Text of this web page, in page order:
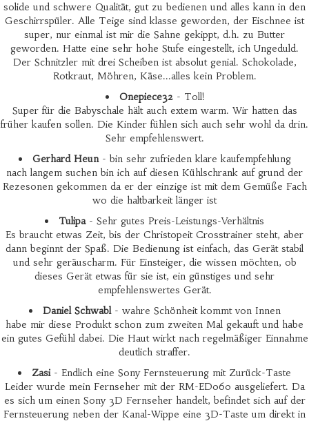
solide und schwere Qualität, gut zu bedienen und alles kann in den
Geschirrspüler. Alle Teige sind klasse geworden, der Eischnee ist
super, nur einmal ist mir die Sahne gekippt, d.h. zu Butter
geworden. Hatte eine sehr hohe Stufe eingestellt, ich Ungeduld.
Der Schnitzler mit drei Scheiben ist absolut genial. Schokolade,
Rotkraut, Möhren, Käse...alles kein Problem.
Onepiece32- Toll!
Super für die Babyschale hält auch extem warm. Wir hatten das
früher kaufen sollen. Die Kinder fühlen sich auch sehr wohl da drin.
Sehr empfehlenswert.
Gerhard Heun- bin sehr zufrieden klare kaufempfehlung
nach langem suchen bin ich auf diesen Kühlschrank auf grund der
Rezesonen gekommen da er der einzige ist mit dem Gemüße Fach
wo die haltbarkeit länger ist
Tulipa- Sehr gutes Preis-Leistungs-Verhältnis
Es braucht etwas Zeit, bis der Christopeit Crosstrainer steht, aber
dann beginnt der Spaß. Die Bedienung ist einfach, das Gerät stabil
und sehr geräuscharm. Für Einsteiger, die wissen möchten, ob
dieses Gerät etwas für sie ist, ein günstiges und sehr
empfehlenswertes Gerät.
Daniel Schwabl- wahre Schönheit kommt von Innen
habe mir diese Produkt schon zum zweiten Mal gekauft und habe
ein gutes Gefühl dabei. Die Haut wirkt nach regelmäßiger Einnahme
deutlich straffer.
Zasi- Endlich eine Sony Fernsteuerung mit Zurück-Taste
Leider wurde mein Fernseher mit der RM-ED060 ausgeliefert. Da
es sich um einen Sony 3D Fernseher handelt, befindet sich auf der
Fernsteuerung neben der Kanal-Wippe eine 3D-Taste um direkt in